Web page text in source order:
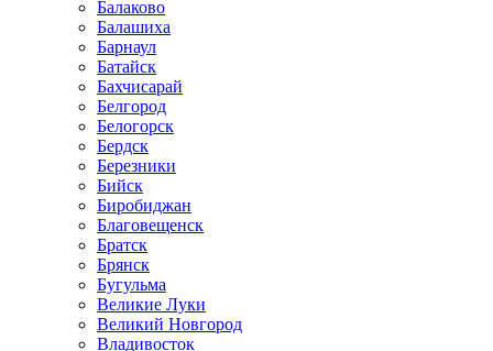
Балаково
Балашиха
Барнаул
Батайск
Бахчисарай
Белгород
Белогорск
Бердск
Березники
Бийск
Биробиджан
Благовещенск
Братск
Брянск
Бугульма
Великие Луки
Великий Новгород
Владивосток